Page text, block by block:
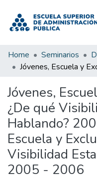
Home Seminarios
Jóvenes,
¿De qué
Hablando?
Escuela y
Visibilidad
2005 - 2006